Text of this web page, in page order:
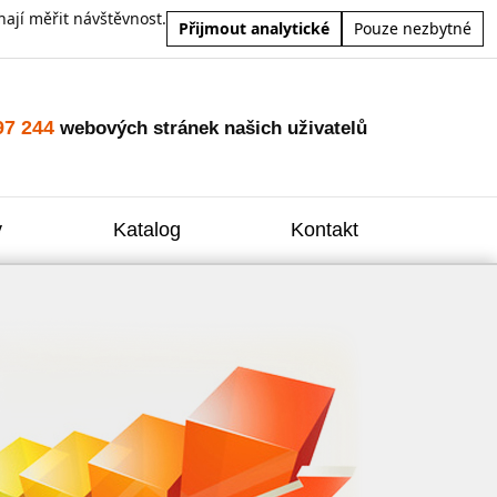
měřit návštěvnost.
Přijmout analytické Pouze nezbytné
244 webových stránek našich uživatelů
Katalog Kontakt